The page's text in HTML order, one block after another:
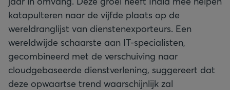
katapulteren naar de vijfde plaats op de
wereldranglijst van dienstenexporteurs. Een
wereldwijde schaarste aan IT-specialisten,
gecombineerd met de verschuiving naar
cloudgebaseerde dienstverlening, suggereert dat
deze opwaartse trend waarschijnlijk zal